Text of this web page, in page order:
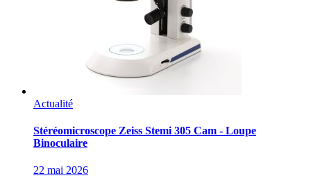
Actualité
Stéréomicroscope Zeiss Stemi 305 Cam - Loupe
Binoculaire
22 mai 2026